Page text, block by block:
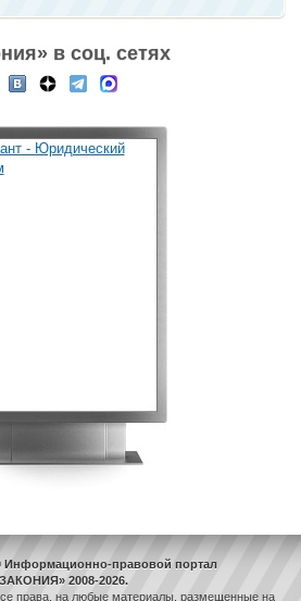
в соц. сетях
Информационно-правовой портал
2008-2026.
права, на любые материалы, размещенные на